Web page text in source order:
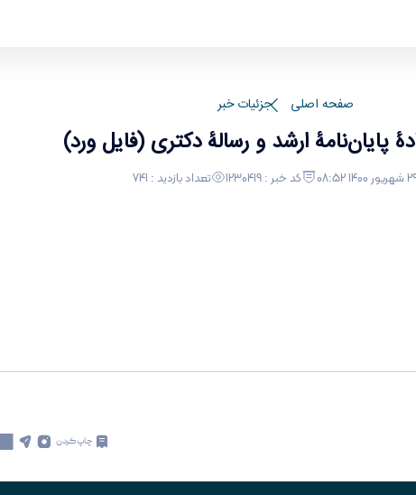
ادبیات و زبان های خارجی
صفحه اصلی جزئیات خبر
پایان‌نامۀ ارشد و رسالۀ دکتری (فایل ورد)
1400 08:52 کد خبر : 1230419 تعداد بازدید : 741
چاپ کردن